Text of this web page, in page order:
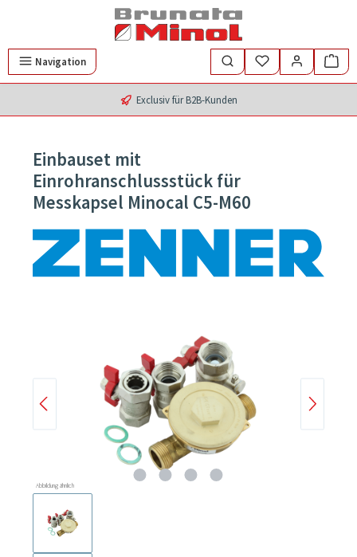
Zum Hauptinhalt springen
Navigation
Exclusiv für B2B-Kunden
Einbauset mit
Einrohranschlussstück für
Messkapsel Minocal C5-M60
Abbildung ähnlich